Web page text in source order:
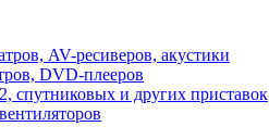
AV-ресиверов, акустики
DVD-плееров
спутниковых и других приставок